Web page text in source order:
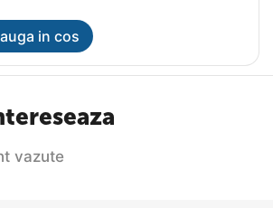
in cos
vazute